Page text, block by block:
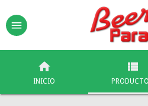
INICIO